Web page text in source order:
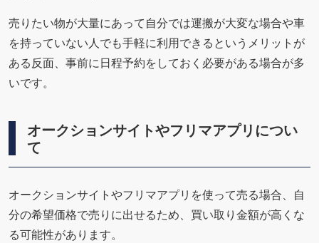
売りたい物が大量にあって自分では運搬が大変な場合や車
を持っていない人でも手軽に利用できるというメリットが
ある反面、事前に日程予約をしておく必要がある場合が多
いです。
オークションサイトやフリマアプリについ
て
オークションサイトやフリマアプリを使って売る場合、自
分の希望価格で売りに出せるため、買い取り金額が高くな
る可能性があります。